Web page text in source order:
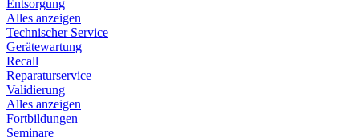
Entsorgung
Alles anzeigen
Technischer Service
Gerätewartung
Recall
Reparaturservice
Validierung
Alles anzeigen
Fortbildungen
Seminare